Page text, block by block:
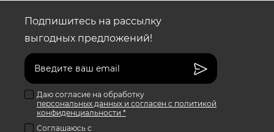
Подпишитесь на рассылку
выгодных предложений!
Даю согласие на обработку
персональных данных и согласен с политикой
конфиденциальности *
Соглашаюсь с